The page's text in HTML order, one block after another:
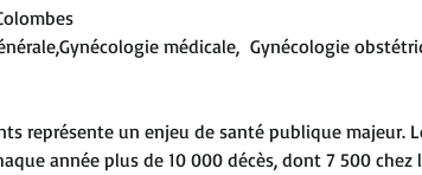
médicale,  Gynécologie
représente un enjeu de santé publique majeur.
année plus de 10 000 décès, dont 7 500 chez